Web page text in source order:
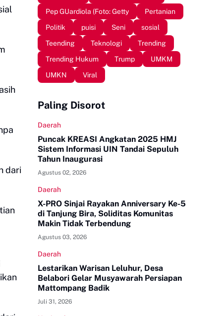
dari
Pep GUardiola (Foto: Getty
Pertanian
Politik
puisi Seni
sosial
Teending
Teknologi
Trending
Trending Hukum
Trump
UMKM
UMKN
Viral
Paling Disorot
Daerah
Puncak KREASI Angkatan 2025 HMJ
Sistem Informasi UIN Tandai Sepuluh
Tahun Inaugurasi
Agustus 02, 2026
Daerah
X-PRO Sinjai Rayakan Anniversary Ke-5
di Tanjung Bira, Soliditas Komunitas
Makin Tidak Terbendung
Agustus 03, 2026
Daerah
Lestarikan Warisan Leluhur, Desa
Belabori Gelar Musyawarah Persiapan
Mattompang Badik
Juli 31, 2026